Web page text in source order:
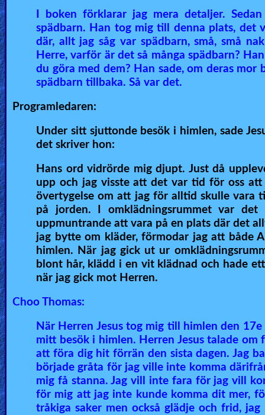
I boken förklarar jag mera detaljer.
spädbarn. Han tog mig till denna plats, det
där, allt jag såg var spädbarn, små, små
Herre, varför är det så många spädbarn?
du göra med dem? Han sade, om deras
spädbarn tillbaka. Så var det.
Programledaren:
Under sitt sjuttonde besök i himlen, sade
det skriver hon:
Hans ord vidrörde mig djupt. Just då
upp och jag visste att det var tid för oss
övertygelse om att jag för alltid skulle vara
på jorden. I omklädningsrummet var
uppmuntrande att vara på en plats där det
jag bytte om kläder, förmodar jag att både
himlen. När jag gick ut ur
blont hår, klädd i en vit klädnad och hade
när jag gick mot Herren.
Choo Thomas:
När Herren Jesus tog mig till himlen den
mitt besök i himlen. Herren Jesus talade
att föra dig hit förrän den sista dagen. Jag
började gråta för jag ville inte komma
mig få stanna. Jag vill inte fara för jag vill
för mig att jag inte kunde komma dit mer,
tråkiga saker men också glädje och frid,